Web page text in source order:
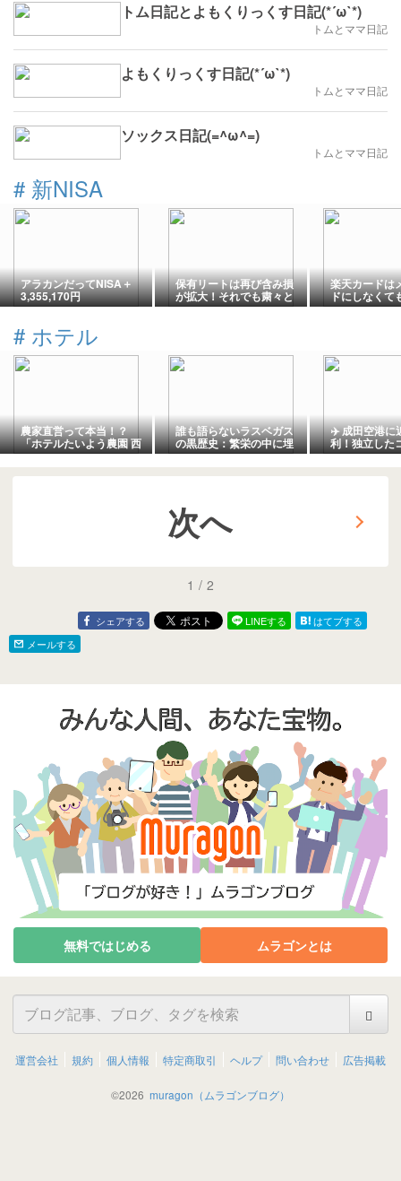
トム日記とよもくりっくす日記(*´ω`*)
トムとママ日記
よもくりっくす日記(*´ω`*)
トムとママ日記
ソックス日記(=^ω^=)
トムとママ日記
# 新NISA
アラカンだってNISA＋
3,355,170円
保有リートは再び含み損
が拡大！それでも粛々と
買い増し
楽天カードは
ドにしなくて
はある？私の
# ホテル
農家直営って本当！？
「ホテルたいよう農園 西
条」の魅力を徹底調査！
新鮮野菜バイキングと快
適大浴場でコスパ最強の
誰も語らないラスベガス
の黒歴史：繁栄の中に埋
もれた「16ブロック」
✈️ 成田空港に
利！独立した
室が魅力の「
The Yard 成
次へ
1 / 2
シェアする LINEする
はてブする
メールする
無料ではじめる ムラゴンとは
運営会社 規約 個人情報 特定商取引 ヘルプ 問い合わせ 広告掲載
©2026 muragon（ムラゴンブログ）